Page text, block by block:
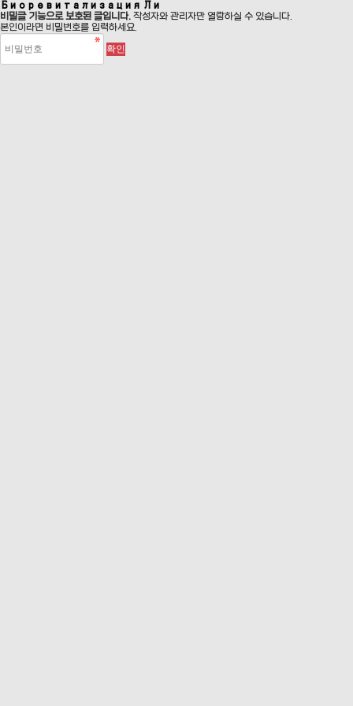
Биоревитализация Ли
비밀글 기능으로 보호된 글입니다. 작성자와 관리자만 열람하실 수 있습니다.
본인이라면 비밀번호를 입력하세요.